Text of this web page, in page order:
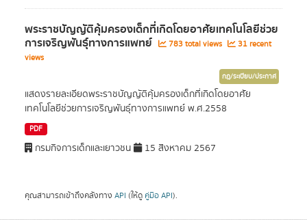
พระราชบัญญัติคุ้มครองเด็กที่เกิดโดยอาศัยเทคโนโลยีช่วย
การเจริญพันธุ์ทางการแพทย์ 783 total views
31 recent
views
กฎ/ระเบียบ/ประกาศ
แสดงรายละเอียดพระราชบัญญัติคุ้มครองเด็กที่เกิดโดยอาศัย
เทคโนโลยีช่วยการเจริญพันธุ์ทางการแพทย์ พ.ศ.2558
PDF
กรมกิจการเด็กและเยาวชน 15 สิงหาคม 2567
คุณสามารถเข้าถึงคลังทาง API (ให้ดู คู่มือ API).